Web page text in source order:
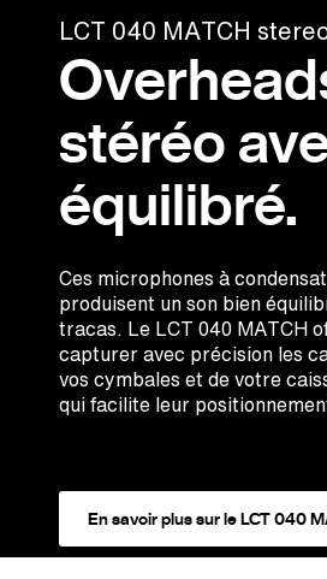
LCT 040 MATCH
stéréo
équilibré.
Ces microphones à
produisent un son bien
tracas. Le LCT 040 MATCH
capturer avec précision les
vos cymbales et de votre
qui facilite leur
En savoir plus sur le LCT 040